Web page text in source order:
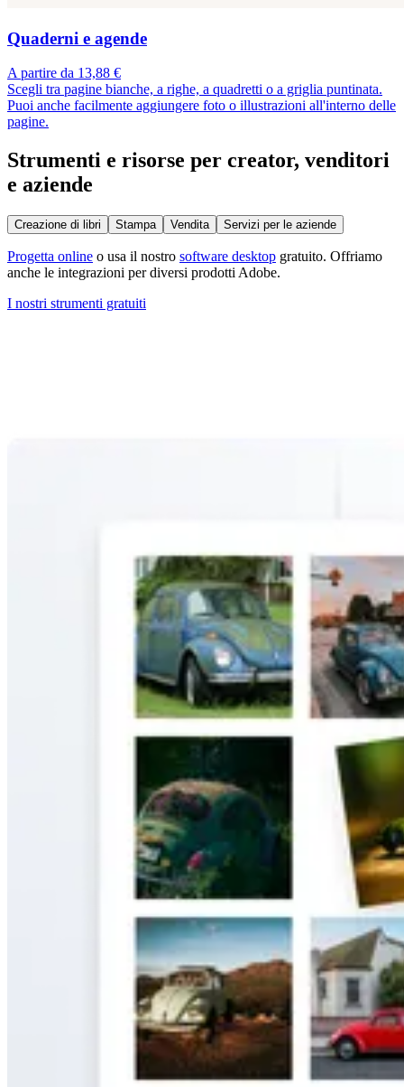
Quaderni e agende
A partire da 13,88 €
Scegli tra pagine bianche, a righe, a quadretti o a griglia puntinata.
Puoi anche facilmente aggiungere foto o illustrazioni all'interno delle
pagine.
Strumenti e risorse per creator, venditori
e aziende
Creazione di libri Stampa Vendita Servizi per le aziende
Progetta online o usa il nostro software desktop gratuito. Offriamo
anche le integrazioni per diversi prodotti Adobe.
I nostri strumenti gratuiti